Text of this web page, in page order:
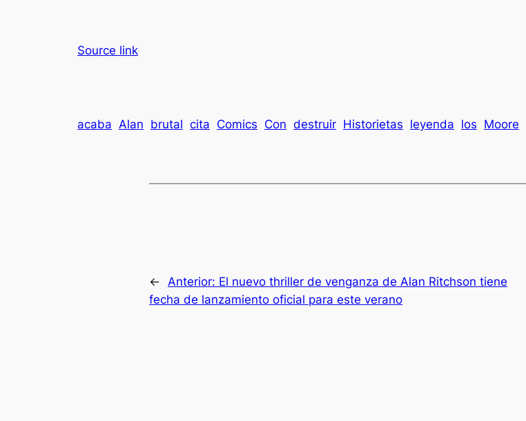
Source link
acaba Alan brutal cita Comics Con destruir Historietas leyenda los Moore
← Anterior: El nuevo thriller de venganza de Alan Ritchson tiene
fecha de lanzamiento oficial para este verano